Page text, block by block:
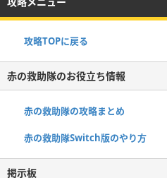
攻略TOPに戻る
赤の救助隊のお役立ち情報
赤の救助隊の攻略まとめ
赤の救助隊Switch版のやり方
掲示板